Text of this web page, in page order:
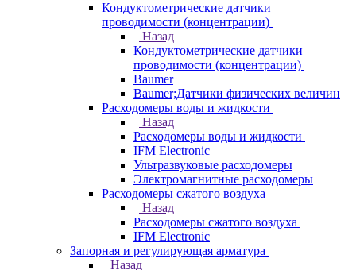
Кондуктометрические датчики
проводимости (концентрации)
Назад
Кондуктометрические датчики
проводимости (концентрации)
Baumer
Baumer;Датчики физических величин
Расходомеры воды и жидкости
Назад
Расходомеры воды и жидкости
IFM Electronic
Ультразвуковые расходомеры
Электромагнитные расходомеры
Расходомеры сжатого воздуха
Назад
Расходомеры сжатого воздуха
IFM Electronic
Запорная и регулирующая арматура
Назад